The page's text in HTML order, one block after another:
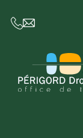
CE LIEN